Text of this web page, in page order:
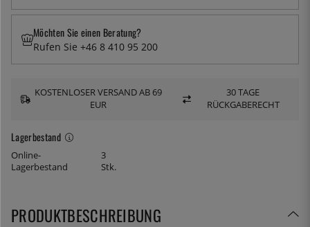
Lagerbestand
Online-
Lagerbestand
3
Stk.
Möchten Sie einen Beratung?
Rufen Sie +46 8 410 95 200
KOSTENLOSER VERSAND AB 69
EUR
30 TAGE
RÜCKGABERECHT
PRODUKTBESCHREIBUNG